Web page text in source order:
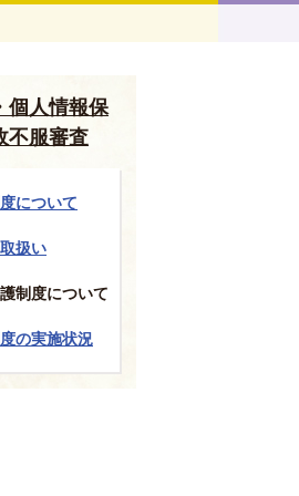
個人情報保
不服審査
について
扱い
制度について
の実施状況